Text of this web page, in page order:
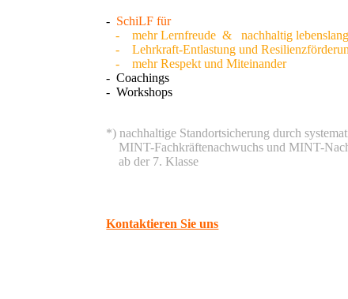
- SchiLF für
- mehr Lernfreude & nachhaltig
- Lehrkraft-Entlastung und
- mehr Respekt und Miteinander
- Coachings
- Workshops
*) nachhaltige Standortsicherung durch
MINT-Fachkräftenachwuchs und MINT-
ab der 7. Klasse
Kontaktieren Sie uns